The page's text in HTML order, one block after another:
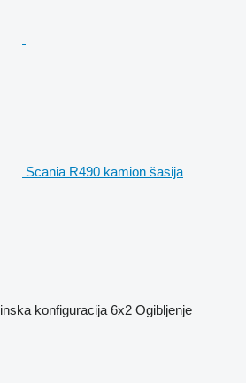
Scania R490 kamion šasija
konfiguracija 6x2 Ogibljenje